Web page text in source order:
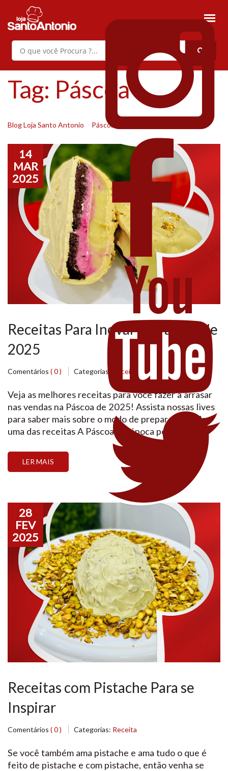
Tag: Páscoa
Blog Loja Santo Antonio Páscoa
Receitas Para Inovar na Páscoa de
2025
Comentários ( 0 ) Categorias: Receita
Veja as melhores receitas para você fazer a arrasar
nas vendas na Páscoa de 2025! Assista nossas lives
para saber mais sobre o modo de preparo de cada
uma das receitas A Páscoa é a época perfeita para
adoçar a vida e surpreender com deliciosas receitas.
Seja para presentear, vender ou simplesmente
compartilhar momentos especiais, […]
LER MAIS
14
MAR
2025
Receitas com Pistache Para se
Inspirar
Comentários ( 0 ) Categorias: Receita
Se você também ama pistache e ama tudo o que é
feito de pistache e com pistache, então venha se
28
FEV
2025